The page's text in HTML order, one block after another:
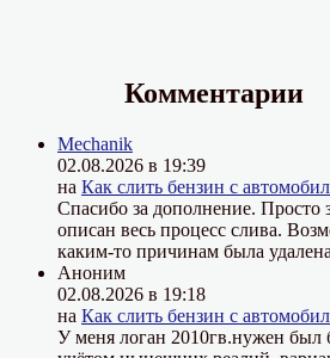
Комментарии
Mechanik
02.08.2026 в 19:39
на Как слить бензин с
Спасибо за дополнение. Просто
описан весь процесс слива.
каким-то причинам была
Аноним
02.08.2026 в 19:18
на Как слить бензин с
У меня логан 2010гв.нужен был